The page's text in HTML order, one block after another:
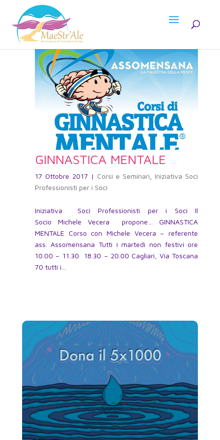
GINNASTICA MENTALE
17 Ottobre 2017 | Corsi e Seminari
Iniziativa Soci
Professionisti per i Soci
Iniziativa Soci Professionisti per i Soci Il
Socio Michele Vecera propone… GINNASTICA
MENTALE Corso con Michele Vecera – referente
ass. Assomensana Tutti i martedì non festivi ore
10.00 – 11.30 18.30 – 20.00 Cagliari, Via Toscana
70 tutti i...